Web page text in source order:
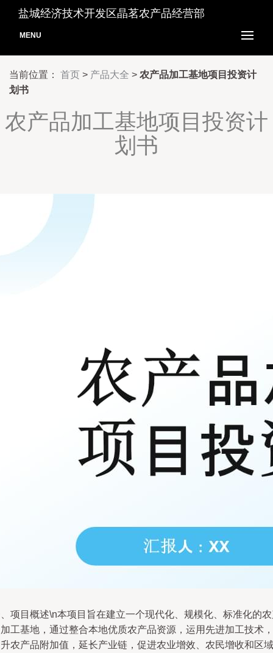
盐城经济技术开发区晶茗农产品经营部
MENU
当前位置： 首页 > 产品大全 > 农产品加工基地项目投资计
划书
农产品加工基地项目投资计
划书
项目概述\n本项目旨在建立一个现代化、规模化、标准化的
工基地，通过整合本地优质农产品资源，运用先进加工技术，
农产品附加值，延长产业链，促进农业增效、农民增收和区域